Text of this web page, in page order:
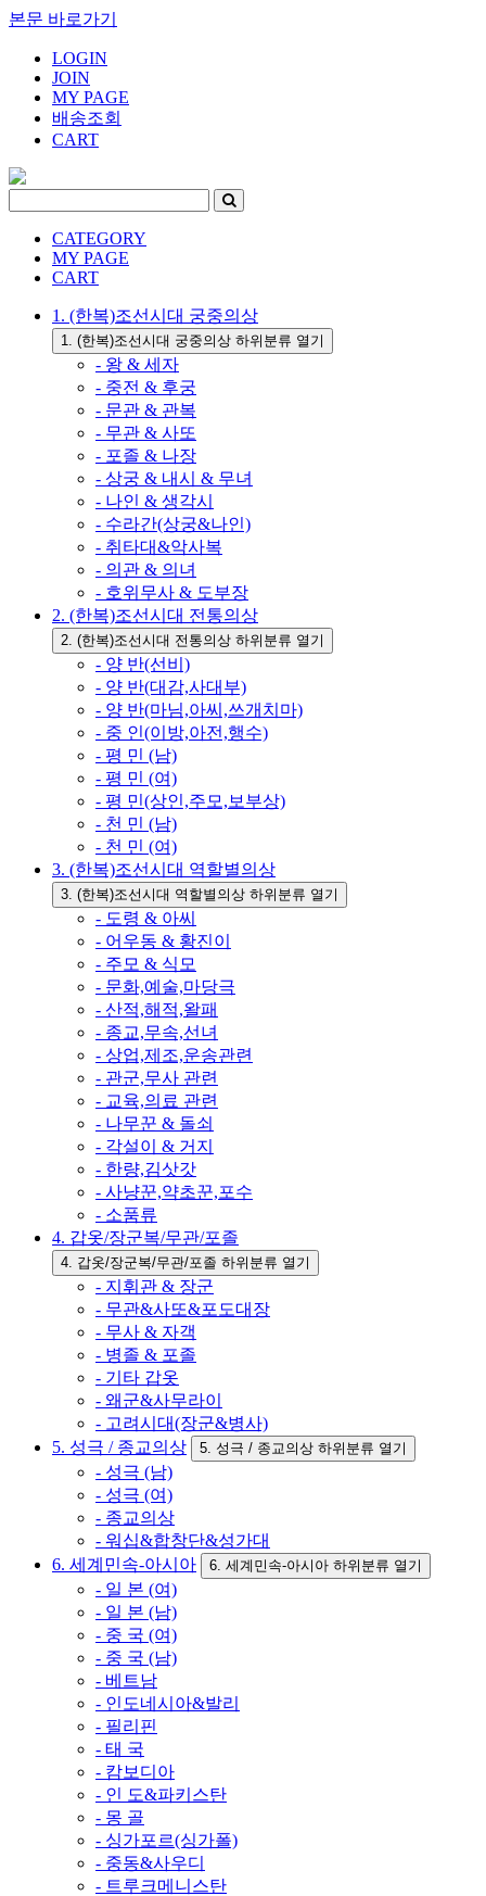
본문 바로가기
LOGIN
JOIN
MY PAGE
배송조회
CART
CATEGORY
MY PAGE
CART
1. (한복)조선시대 궁중의상
1. (한복)조선시대 궁중의상 하위분류 열기
- 왕 & 세자
- 중전 & 후궁
- 문관 & 관복
- 무관 & 사또
- 포졸 & 나장
- 상궁 & 내시 & 무녀
- 나인 & 생각시
- 수라간(상궁&나인)
- 취타대&악사복
- 의관 & 의녀
- 호위무사 & 도부장
2. (한복)조선시대 전통의상
2. (한복)조선시대 전통의상 하위분류 열기
- 양 반(선비)
- 양 반(대감,사대부)
- 양 반(마님,아씨,쓰개치마)
- 중 인(이방,아전,행수)
- 평 민 (남)
- 평 민 (여)
- 평 민(상인,주모,보부상)
- 천 민 (남)
- 천 민 (여)
3. (한복)조선시대 역할별의상
3. (한복)조선시대 역할별의상 하위분류 열기
- 도령 & 아씨
- 어우동 & 황진이
- 주모 & 식모
- 문화,예술,마당극
- 산적,해적,왈패
- 종교,무속,선녀
- 상업,제조,운송관련
- 관군,무사 관련
- 교육,의료 관련
- 나무꾼 & 돌쇠
- 각설이 & 거지
- 한량,김삿갓
- 사냥꾼,약초꾼,포수
- 소품류
4. 갑옷/장군복/무관/포졸
4. 갑옷/장군복/무관/포졸 하위분류 열기
- 지휘관 & 장군
- 무관&사또&포도대장
- 무사 & 자객
- 병졸 & 포졸
- 기타 갑옷
- 왜군&사무라이
- 고려시대(장군&병사)
5. 성극 / 종교의상
5. 성극 / 종교의상 하위분류 열기
- 성극 (남)
- 성극 (여)
- 종교의상
- 워십&합창단&성가대
6. 세계민속-아시아
6. 세계민속-아시아 하위분류 열기
- 일 본 (여)
- 일 본 (남)
- 중 국 (여)
- 중 국 (남)
- 베트남
- 인도네시아&발리
- 필리핀
- 태 국
- 캄보디아
- 인 도&파키스탄
- 몽 골
- 싱가포르(싱가폴)
- 중동&사우디
- 트루크메니스탄